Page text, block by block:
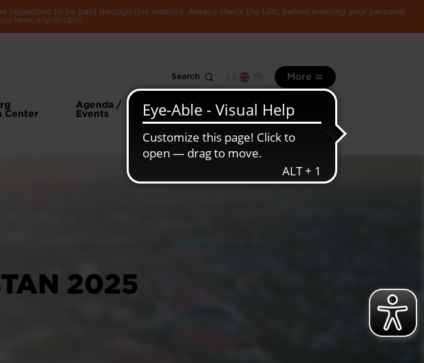
to be paid through this website. Always check the URL before entering your personal
have any doubts.
Search More
Center
Agenda /
Events
information
Luxembourg
economy
2025